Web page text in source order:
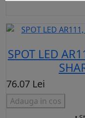
SPOT LED
76.07 Lei
Adauga in cos